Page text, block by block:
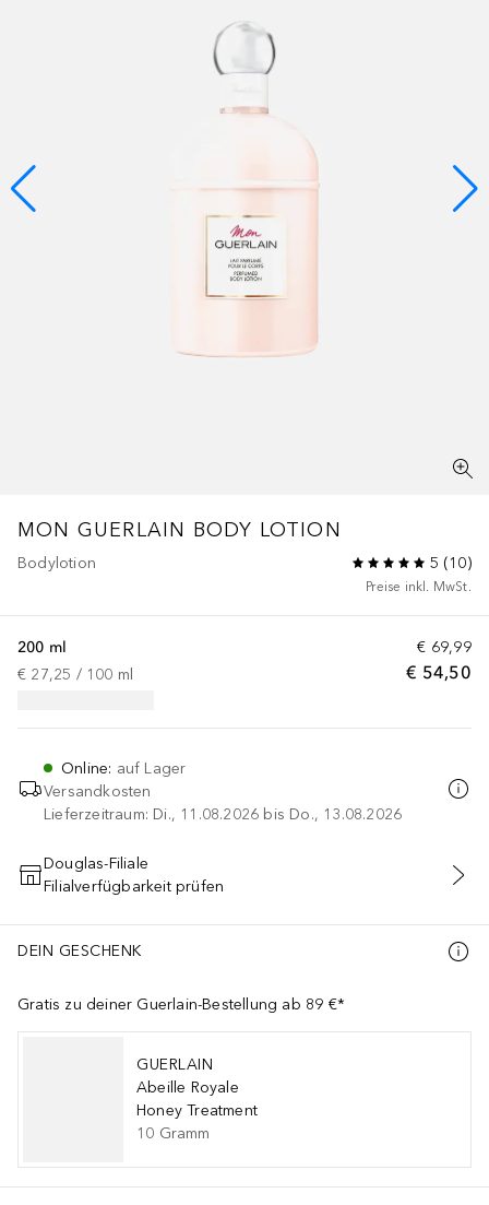
MON GUERLAIN BODY LOTION
Bodylotion 5 (10)
Preise inkl. MwSt.
€ 69,99
€ 54,50
200 ml
€ 27,25 / 100 ml
Online: auf Lager
Versandkosten
Lieferzeitraum: Di., 11.08.2026 bis Do., 13.08.2026
IN DEN WARENKORB
Douglas-Filiale
Filialverfügbarkeit prüfen
DEIN GESCHENK
Gratis zu deiner Guerlain-Bestellung ab 89 €*
GUERLAIN
Abeille Royale
Honey Treatment
10 Gramm